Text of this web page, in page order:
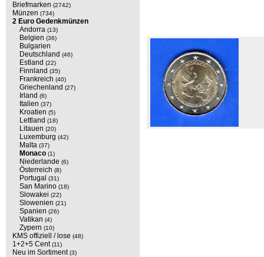
Briefmarken (2742)
Münzen (734)
2 Euro Gedenkmünzen
Andorra (13)
Belgien (36)
Bulgarien
Deutschland (46)
Estland (22)
Finnland (35)
Frankreich (40)
Griechenland (27)
Irland (6)
Italien (37)
Kroatien (5)
Lettland (18)
Litauen (20)
Luxemburg (42)
Malta (37)
Monaco (1)
Niederlande (6)
Österreich (8)
Portugal (31)
San Marino (18)
Slowakei (22)
Slowenien (21)
Spanien (26)
Vatikan (4)
Zypern (10)
KMS offiziell / lose (48)
1+2+5 Cent (11)
Neu im Sortiment (3)